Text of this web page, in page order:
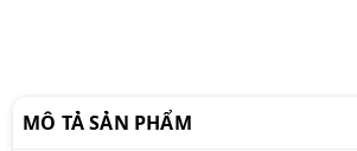
MÔ TẢ SẢN PHẨM